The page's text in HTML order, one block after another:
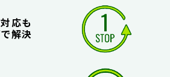
応も
解決